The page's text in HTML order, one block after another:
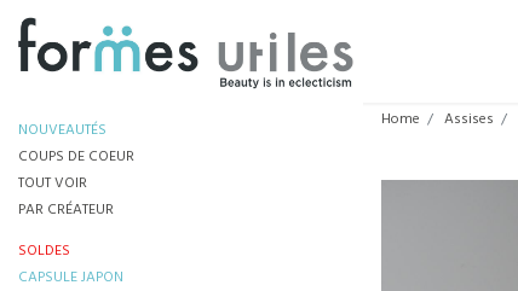
NOUVEAUTÉS
COUPS DE COEUR
TOUT VOIR
PAR CRÉATEUR
SOLDES
CAPSULE JAPON
Home Assises